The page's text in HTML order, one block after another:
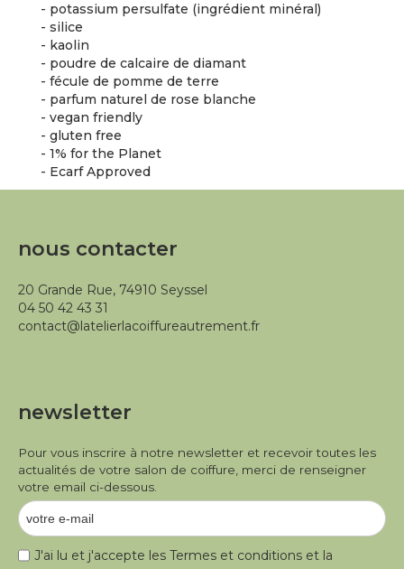
- potassium persulfate (ingrédient minéral)
- silice
- kaolin
- poudre de calcaire de diamant
- fécule de pomme de terre
- parfum naturel de rose blanche
- vegan friendly
- gluten free
- 1% for the Planet
- Ecarf Approved
nous contacter
20 Grande Rue, 74910 Seyssel
04 50 42 43 31
contact@latelierlacoiffureautrement.fr
newsletter
Pour vous inscrire à notre newsletter et recevoir toutes les
actualités de votre salon de coiffure, merci de renseigner
votre email ci-dessous.
J'ai lu et j'accepte les Termes et conditions et la